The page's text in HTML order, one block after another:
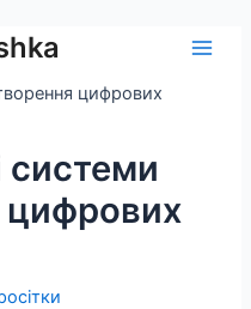
цифрових
системи
цифрових